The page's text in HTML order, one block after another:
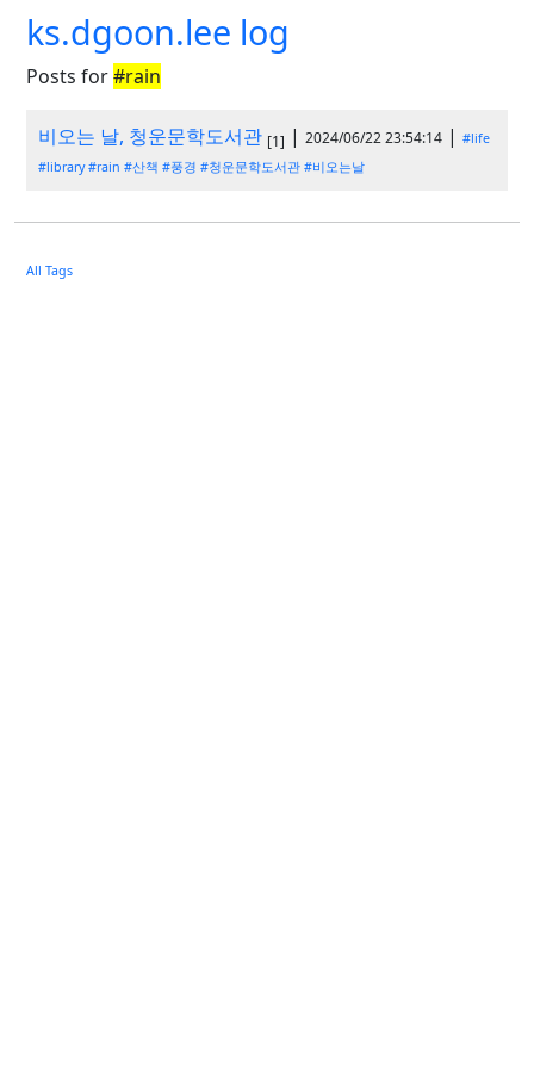
ks.dgoon.lee log
Posts for#rain
비오는 날, 청운문학도서관 [1] | 2024/06/22 23:54:14 | #life
#library #rain #산책 #풍경 #청운문학도서관 #비오는날
All Tags